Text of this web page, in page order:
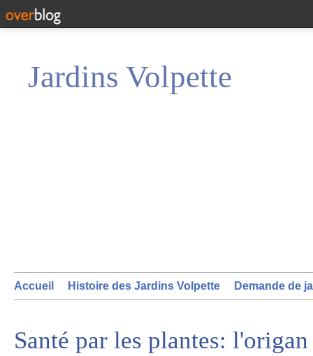
Jardins Volpette
Accueil Histoire des Jardins Volpette Demande de
Santé par les plantes: l'origan